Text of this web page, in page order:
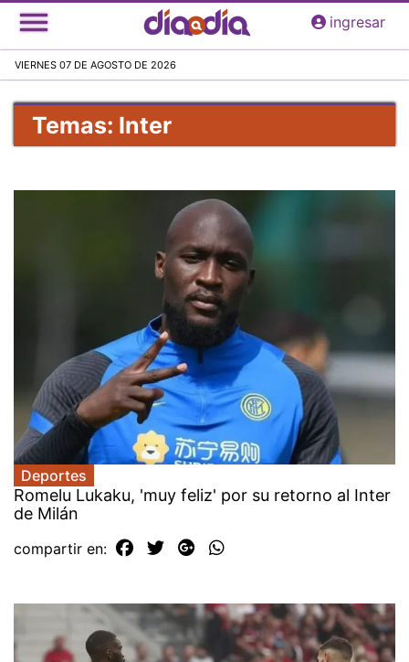
Pasar
al
principal
ingresar
VIERNES 07 DE AGOSTO DE 2026
Temas: Inter
Deportes
Romelu Lukaku, 'muy feliz' por su retorno al Inter
de Milán
compartir en: